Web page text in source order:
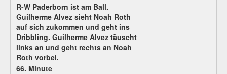
R-W Paderborn ist am Ball.
Guilherme Alvez sieht Noah Roth
auf sich zukommen und geht ins
Dribbling. Guilherme Alvez täuscht
links an und geht rechts an Noah
Roth vorbei.
66. Minute